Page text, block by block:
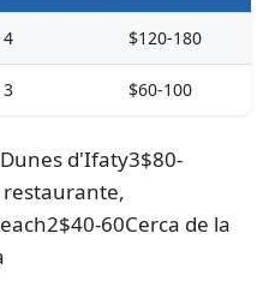
4 $120-180
3 $60-100
d'Ifaty3$80-
restaurante,
60Cerca de la